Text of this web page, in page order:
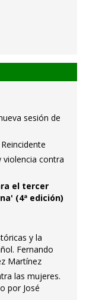
sesión de
violencia contra
el tercer
(4ª edición)
y la
Fernando
Martínez
las mujeres.
por José